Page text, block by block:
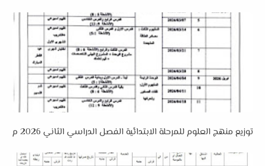
توزيع منهج العلوم للمرحلة الابتدائية الفصل الدراسي الثاني 2026 م